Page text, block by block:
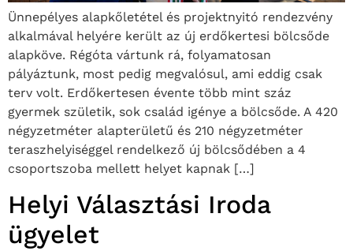
Ünnepélyes alapkőletétel és projektnyitó rendezvény
alkalmával helyére került az új erdőkertesi bölcsőde
alapköve. Régóta vártunk rá, folyamatosan
pályáztunk, most pedig megvalósul, ami eddig csak
terv volt. Erdőkertesen évente több mint száz
gyermek születik, sok család igénye a bölcsőde. A 420
négyzetméter alapterületű és 210 négyzetméter
teraszhelyiséggel rendelkező új bölcsődében a 4
csoportszoba mellett helyet kapnak […]
Helyi Választási Iroda
ügyelet